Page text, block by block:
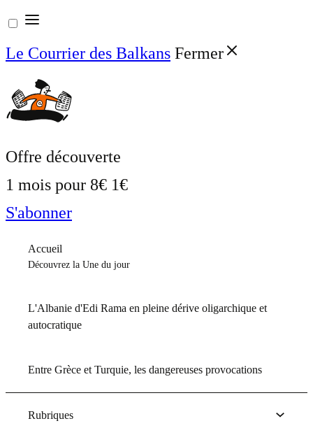
Aller
au
contenu
Le Courrier des Balkans Fermer
Offre découverte
1 mois pour 8€ 1€
S'abonner
Accueil
Découvrez la Une du jour
L'Albanie d'Edi Rama en pleine dérive oligarchique et
autocratique
Entre Grèce et Turquie, les dangereuses provocations
Rubriques